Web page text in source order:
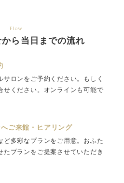
Flow
ら当日までの流れ
サロンをご予約ください。もしく
せください。オンラインも可能で
ご来館・ヒアリング
ど多彩なプランをご用意。おふた
たプランをご提案させていただき